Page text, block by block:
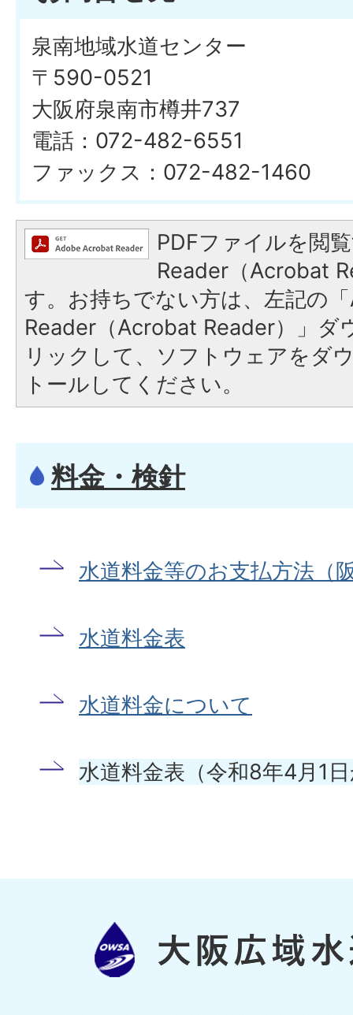
泉南地域水道センター
〒590-0521
大阪府泉南市樽井737
電話：072-482-6551
ファックス：072-482-1460
PDFファイルを閲
Reader（Acrobat
す。お持ちでない方は、左記の
Reader（Acrobat Reader）」ダ
リックして、ソフトウェアをダ
トールしてください。
料金・検針
水道料金等のお支払方法（
水道料金表
水道料金について
水道料金表（令和8年4月1